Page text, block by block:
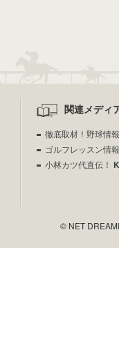
関連メディ
徹底取材！野球情
ゴルフレッスン情
小林カツ代直伝！
© NET